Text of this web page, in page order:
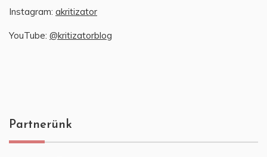
Instagram: akritizator
YouTube: @kritizatorblog
Partnerünk